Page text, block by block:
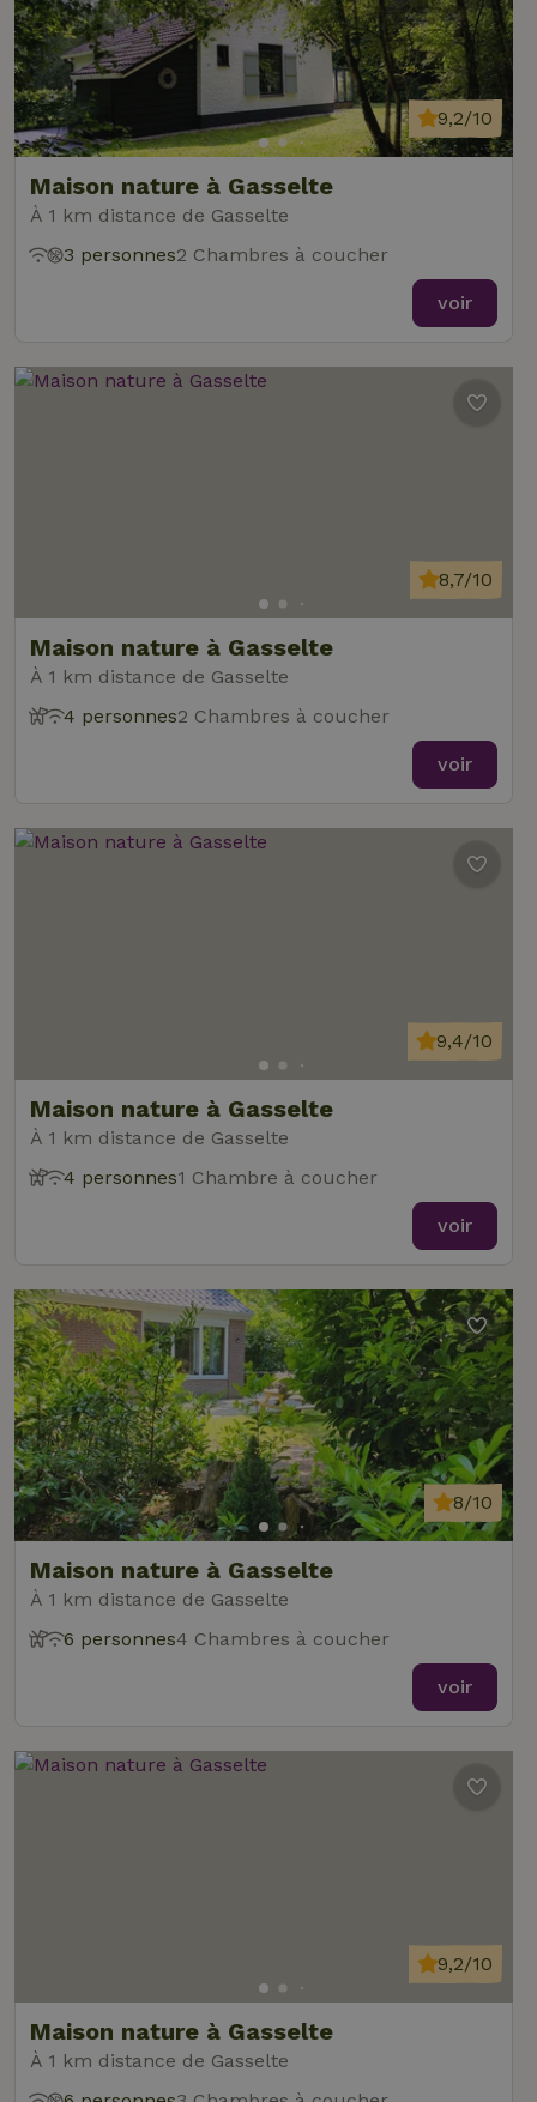
Maison nature à Gasselte
À 1 km distance de Gasselte
9,2/10
3 personnes2 Chambres à coucher
voir
Maison nature à Gasselte
À 1 km distance de Gasselte
8,7/10
4 personnes2 Chambres à coucher
voir
Maison nature à Gasselte
À 1 km distance de Gasselte
9,4/10
4 personnes1 Chambre à coucher
voir
Maison nature à Gasselte
À 1 km distance de Gasselte
8/10
6 personnes4 Chambres à coucher
voir
Maison nature à Gasselte
À 1 km distance de Gasselte
9,2/10